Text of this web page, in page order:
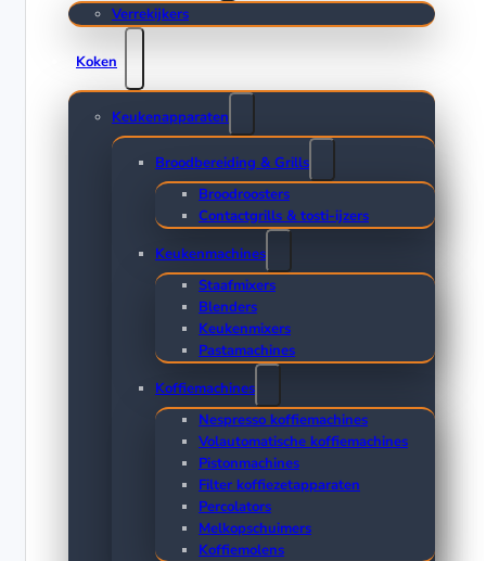
Verrekijkers
Koken
Keukenapparaten
Broodbereiding & Grills
Broodroosters
Contactgrills & tosti-ijzers
Keukenmachines
Staafmixers
Blenders
Keukenmixers
Pastamachines
Koffiemachines
Nespresso koffiemachines
Volautomatische koffiemachines
Pistonmachines
Filter koffiezetapparaten
Percolators
Melkopschuimers
Koffiemolens